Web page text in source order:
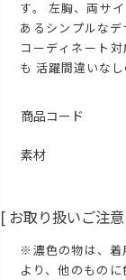
す。 左胸、両サ
あるシンプルな
コーディネート
も 活躍間違いなし
商品コード
素材
[ お取り扱いご注
※濃色の物は、着
より、他のもの